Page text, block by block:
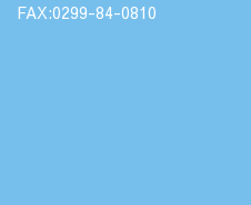
FAX:0299-84-0810